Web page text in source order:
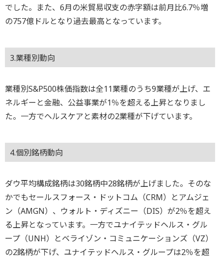
でした。また、6月の米貿易収支の赤字額は前月比6.7％増
の757億ドルとなり過去最高となっています。
3.業種別動向
業種別S&P500株価指数は全11業種のうち9業種が上げ、エ
ネルギーと金融、公益事業が1％を超える上昇となりまし
た。一方でヘルスケアと素材の2業種が下げています。
4.個別銘柄動向
ダウ平均構成銘柄は30銘柄中28銘柄が上げました。そのな
かでもセールスフォース・ドットコム（CRM）とアムジェ
ン（AMGN）、ウォルト・ディズニー（DIS）が2％を超え
る上昇となっています。一方でユナイテッドヘルス・グル
ープ（UNH）とベライゾン・コミュニケーションズ（VZ）
の2銘柄が下げ、ユナイテッドヘルス・グループは2％を超